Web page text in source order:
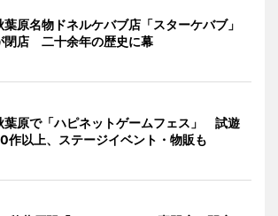
葉原名物ドネルケバブ店「スターケバブ」
閉店 二十余年の歴史に幕
葉原で「ハピネットゲームフェス」 試遊
作以上、ステージイベント・物販も